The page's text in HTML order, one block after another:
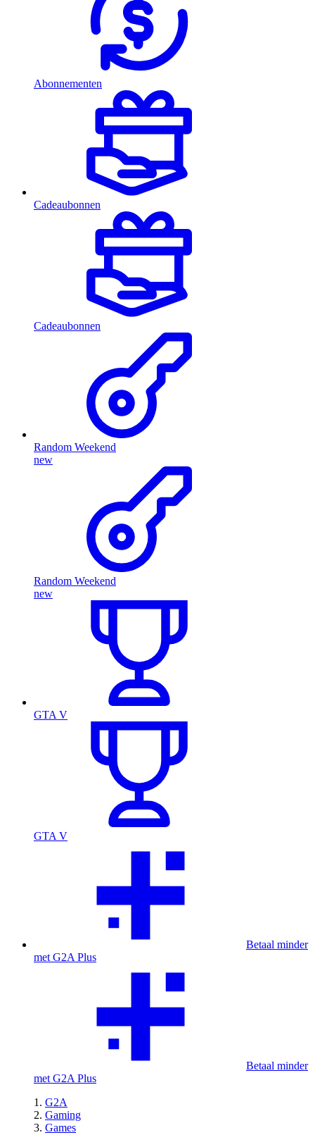
Abonnementen
Cadeaubonnen
Cadeaubonnen
Random Weekend
new
Random Weekend
new
GTA V
GTA V
Betaal minder
met G2A Plus
Betaal minder
met G2A Plus
G2A
Gaming
Games